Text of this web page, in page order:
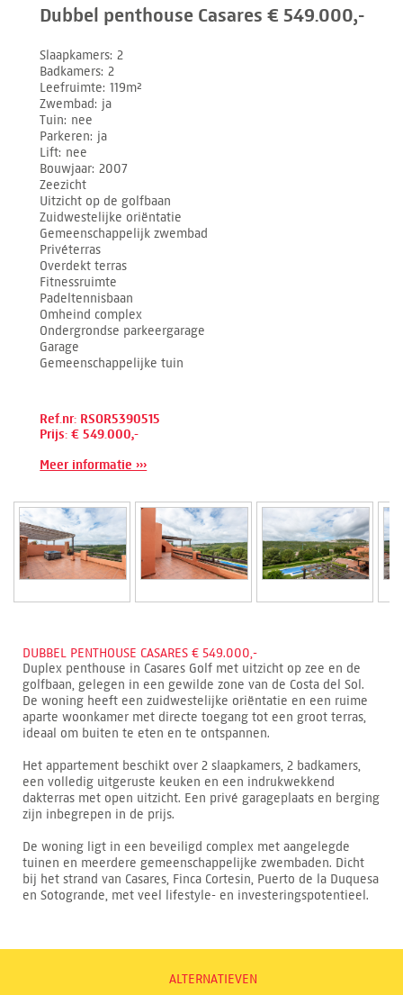
Dubbel penthouse Casares € 549.000,-
Slaapkamers 2
Badkamers 2
Leefruimte 119m²
Zwembad ja
Tuin nee
Parkeren ja
Lift nee
Bouwjaar 2007
Zeezicht
Uitzicht op de golfbaan
Zuidwestelijke oriëntatie
Gemeenschappelijk zwembad
Privéterras
Overdekt terras
Fitnessruimte
Padeltennisbaan
Omheind complex
Ondergrondse parkeergarage
Garage
Gemeenschappelijke tuin
Ref.nr: RSOR5390515
Prijs: € 549.000,-
Meer informatie ›››
DUBBEL PENTHOUSE CASARES € 549.000,-
Duplex penthouse in Casares Golf met uitzicht op zee en de
golfbaan, gelegen in een gewilde zone van de Costa del Sol.
De woning heeft een zuidwestelijke oriëntatie en een ruime
aparte woonkamer met directe toegang tot een groot terras,
ideaal om buiten te eten en te ontspannen.
Het appartement beschikt over 2 slaapkamers, 2 badkamers,
een volledig uitgeruste keuken en een indrukwekkend
dakterras met open uitzicht. Een privé garageplaats en berging
zijn inbegrepen in de prijs.
De woning ligt in een beveiligd complex met aangelegde
tuinen en meerdere gemeenschappelijke zwembaden. Dicht
bij het strand van Casares, Finca Cortesin, Puerto de la Duquesa
en Sotogrande, met veel lifestyle- en investeringspotentieel.
ALTERNATIEVEN